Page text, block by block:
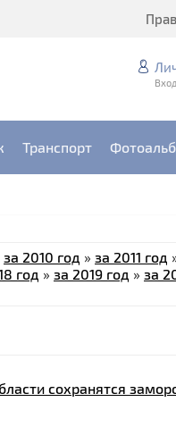
Транспорт
за 2010 год » за 2011 год
год » за 2019 год » за
сохранятся